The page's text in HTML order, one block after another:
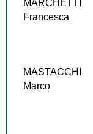
MARCHETTI
Francesca
MASTACCHI
Marco